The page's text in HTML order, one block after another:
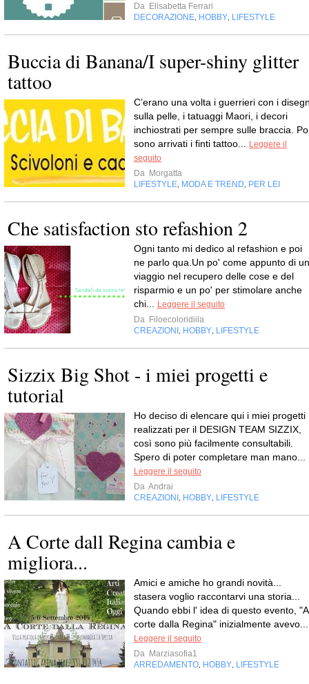
Da Elisabetta Ferrari
DECORAZIONE HOBBY LIFESTYLE
Buccia di Banana/I super-shiny glitter
tattoo
C’erano una volta i guerrieri con i
sulla pelle, i tatuaggi Maori, i decori
inchiostrati per sempre sulle braccia.
sono arrivati i finti tattoo...
Leggere il
seguito
Da Morgatta
LIFESTYLE MODA E TREND PER LEI
Che satisfaction sto refashion 2
Ogni tanto mi dedico al refashion e poi
ne parlo qua.Un po' come appunto di un
viaggio nel recupero delle cose e del
risparmio e un po' per stimolare anche
chi...
Leggere il seguito
Da Filoecoloridiila
CREAZIONI HOBBY LIFESTYLE
Sizzix Big Shot - i miei progetti e
tutorial
Ho deciso di elencare qui i miei progetti
realizzati per il DESIGN TEAM SIZZIX,
così sono più facilmente consultabili.
Spero di poter completare man mano...
Leggere il seguito
Da Andrai
CREAZIONI HOBBY LIFESTYLE
A Corte dall Regina cambia e
migliora...
Amici e amiche ho grandi novità...
stasera voglio raccontarvi una storia...
Quando ebbi l' idea di questo evento, "A
corte dalla Regina" inizialmente avevo...
Leggere il seguito
Da Marziasofia1
ARREDAMENTO HOBBY LIFESTYLE